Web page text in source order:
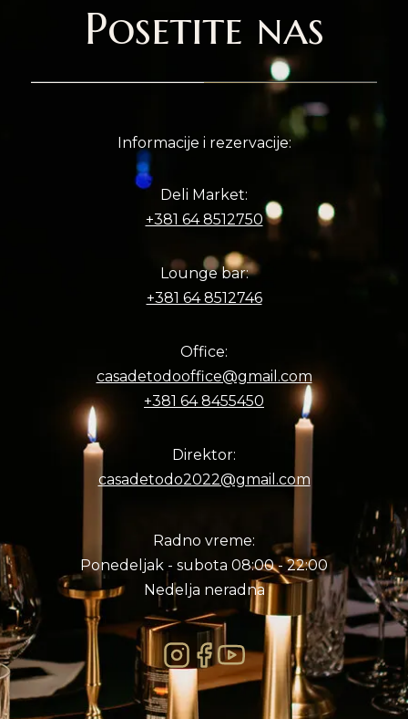
Posetite nas
Informacije i rezervacije:
Deli Market:
+381 64 8512750
Lounge bar:
+381 64 8512746
Office:
casadetodooffice@gmail.com
+381 64 8455450
Direktor:
casadetodo2022@gmail.com
Radno vreme:
Ponedeljak - subota 08:00 - 22:00
Nedelja neradna